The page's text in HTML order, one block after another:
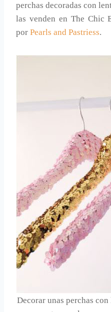
perchas decoradas con
las venden en The Chic
por Pearls and Pastriess.
Decorar unas perchas